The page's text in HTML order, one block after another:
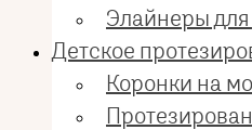
Элайнеры для
Детское
Коронки на